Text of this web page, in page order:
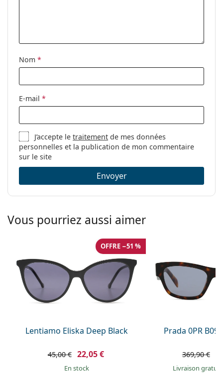
Nom *
E-mail *
J’accepte letraitement de mes données
personnelles et la publication de mon commentaire
sur le site
Envoyer
Vous pourriez aussi aimer
Lentiamo Eliska Deep Black
OFFRE −51 %
45,00 € 22,05 €
en stock
Prada 0PR
369,90 €
Livraison